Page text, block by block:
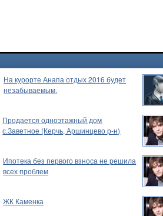
На курорте Анапа отдых 2016 будет
незабываемым.
Продается одноэтажный дом
с.Заветное (Керчь, Аршинцево р-н)
Ипотека без первого взноса не решила
всех проблем
ЖК Каменка